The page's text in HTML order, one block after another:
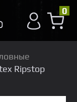
0
Ripstop